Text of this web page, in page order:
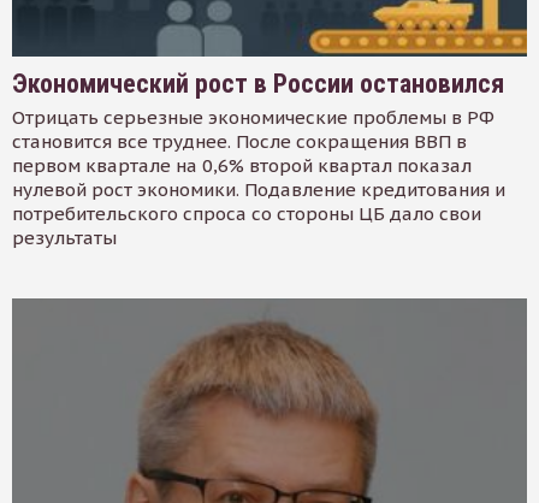
Экономический рост в России остановился
Отрицать серьезные экономические проблемы в РФ
становится все труднее. После сокращения ВВП в
первом квартале на 0,6% второй квартал показал
нулевой рост экономики. Подавление кредитования и
потребительского спроса со стороны ЦБ дало свои
результаты